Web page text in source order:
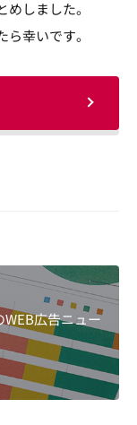
しました。
幸いです。
広告ニュー